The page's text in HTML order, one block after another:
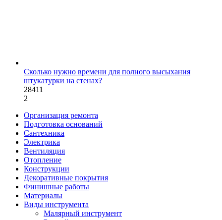
Сколько нужно времени для полного высыхания
штукатурки на стенах?
28411
2
Организация ремонта
Подготовка оснований
Сантехника
Электрика
Вентиляция
Отопление
Конструкции
Декоративные покрытия
Финишные работы
Материалы
Виды инструмента
Малярный инструмент